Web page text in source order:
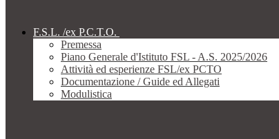
F.S.L. /ex P.C.T.O.
Premessa
Piano Generale d'Istituto FSL - A.S. 2025/2026
Attività ed esperienze FSL/ex PCTO
Documentazione / Guide ed Allegati
Modulistica